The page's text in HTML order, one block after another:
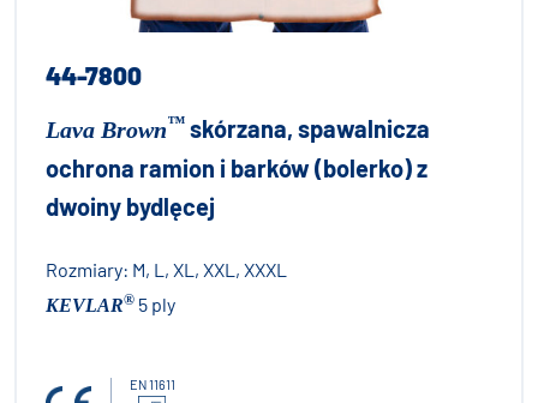
44-7800
Lava Brown™ skórzana, spawalnicza
ochrona ramion i barków (bolerko) z
dwoiny bydlęcej
Rozmiary: M, L, XL, XXL, XXXL
KEVLAR® 5 ply
EN 11611